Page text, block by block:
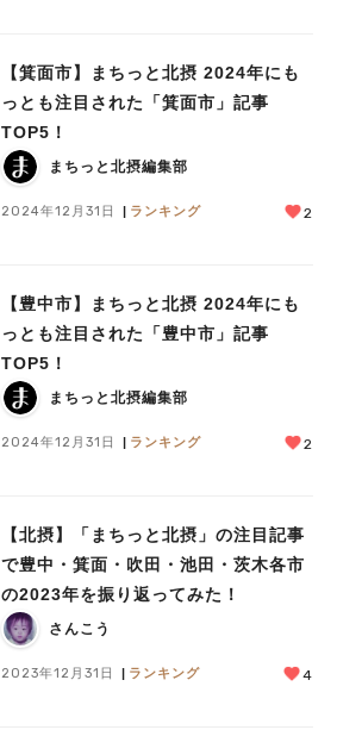
【箕面市】まちっと北摂 2024年にも
っとも注目された「箕面市」記事
TOP5！
まちっと北摂編集部
2024年12月31日 ランキング 2
【豊中市】まちっと北摂 2024年にも
っとも注目された「豊中市」記事
TOP5！
まちっと北摂編集部
2024年12月31日 ランキング 2
【北摂】「まちっと北摂」の注目記事
で豊中・箕面・吹田・池田・茨木各市
の2023年を振り返ってみた！
さんこう
2023年12月31日 ランキング 4